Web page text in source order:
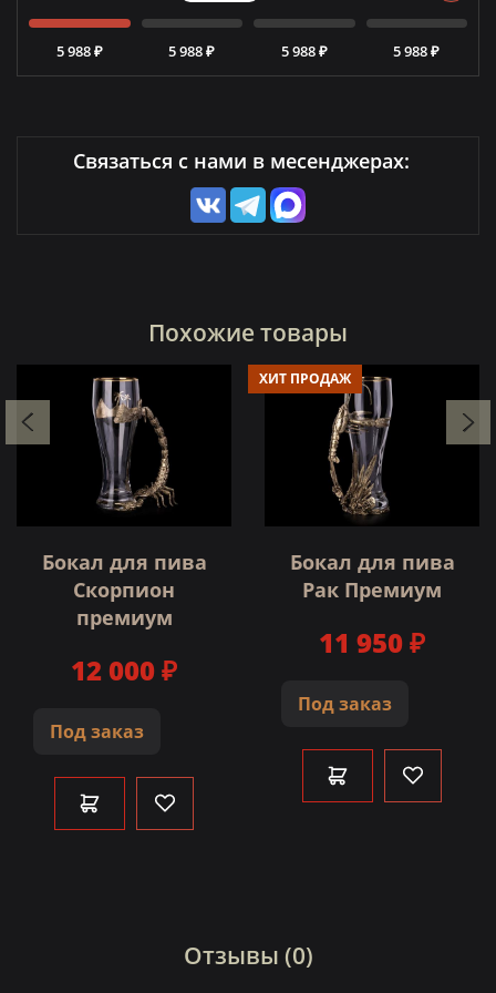
5 988 ₽ 5 988 ₽ 5 988 ₽ 5 988 ₽
Связаться с нами в месенджерах:
Похожие товары
Бокал для пива
Скорпион
премиум
Под заказ
12 000 ₽
ХИТ ПРОДАЖ
Бокал для пива
Рак Премиум
Под заказ
11 950 ₽
Отзывы (0)